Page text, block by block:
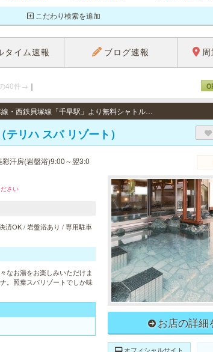
こだわり検索を追加
タイム速報 ブログ速報
40件→ ｜
香椎 / JR各線・地下鉄「博多駅」、JR鹿児島本線・西鉄貝塚線「千早駅」より無料シャトルバス
リハ スパ リゾート）
汗房(岩盤浴)9:00～翌3:0
さい
済OK / 岩盤浴あり / 専用駐車
なお湯をお楽しみいただけま
。照葉スパリゾートでしか味
お店の詳細
オフィシャルサイト